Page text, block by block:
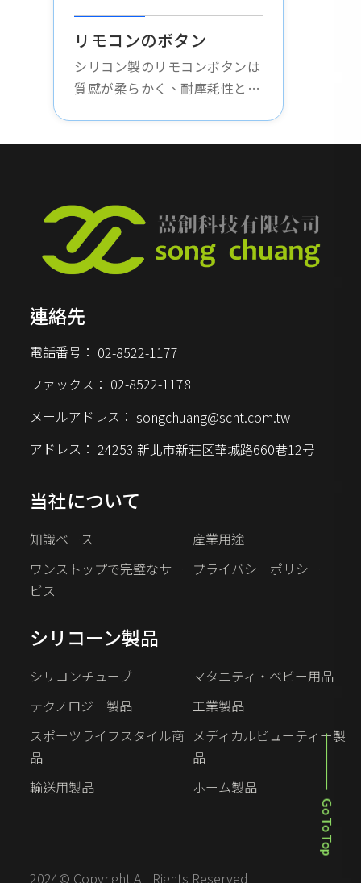
リモコンのボタン
シリコン製のリモコンボタンは
質感が柔らかく、耐摩耗性と耐
連絡先
電話番号： 02-8522-1177
ファックス： 02-8522-1178
メールアドレス： songchuang@scht.com.tw
アドレス： 24253 新北市新荘区華城路660巷12号
当社について
知識ベース
産業用途
ワンストップで完璧なサー
ビス
プライバシーポリシー
シリコーン製品
シリコンチューブ
マタニティ・ベビー用品
テクノロジー製品
工業製品
スポーツライフスタイル商
品
メディカルビューティー製
品
輸送用製品
ホーム製品
2024© Copyright All Rights Reserved
Go To Top